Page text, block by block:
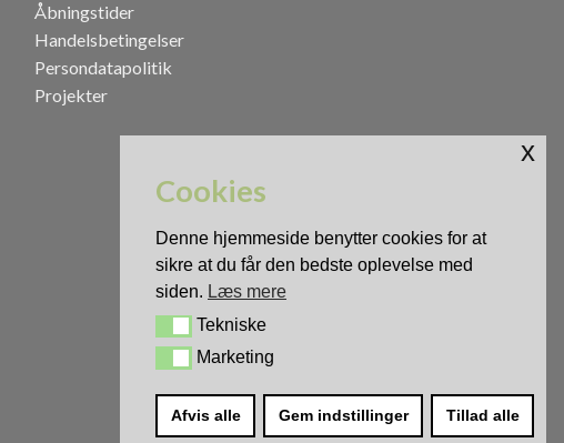
Åbningstider
Handelsbetingelser
Persondatapolitik
Projekter
0
Cookies
Denne hjemmeside benytter cookies for at
sikre at du får den bedste oplevelse med
siden. Læs mere
Tekniske
Tekniske
Marketing
Marketing
Afvis alle Gem indstillinger Tillad alle
x